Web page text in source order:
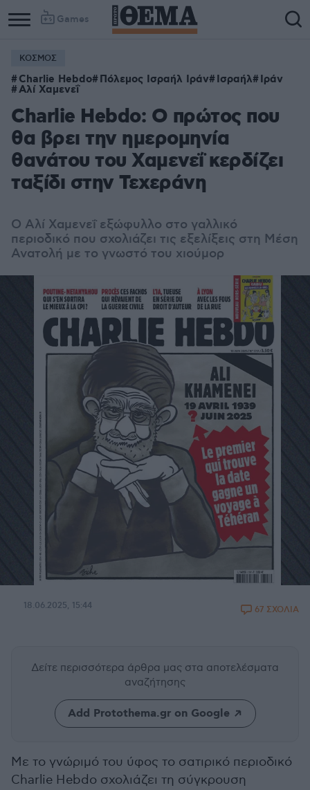
Games
ΚΟΣΜΟΣ
Charlie Hebdo Πόλεμος Ισραήλ Ιράν Ισραήλ Ιράν
Αλί Χαμενεΐ
Charlie Hebdo: Ο πρώτος που
θα βρει την ημερομηνία
θανάτου του Χαμενεΐ κερδίζει
ταξίδι στην Τεχεράνη
Ο Αλί Χαμενεΐ εξώφυλλο στο γαλλικό
περιοδικό που σχολιάζει τις εξελίξεις στη Μέση
Ανατολή με το γνωστό του χιούμορ
18.06.2025, 15:44 67 ΣΧΟΛΙΑ
Δείτε περισσότερα άρθρα μας στα αποτελέσματα
αναζήτησης
Add Protothema.gr on Google
Με το γνώριμό του ύφος το σατιρικό περιοδικό
Charlie Hebdo σχολιάζει τη σύγκρουση